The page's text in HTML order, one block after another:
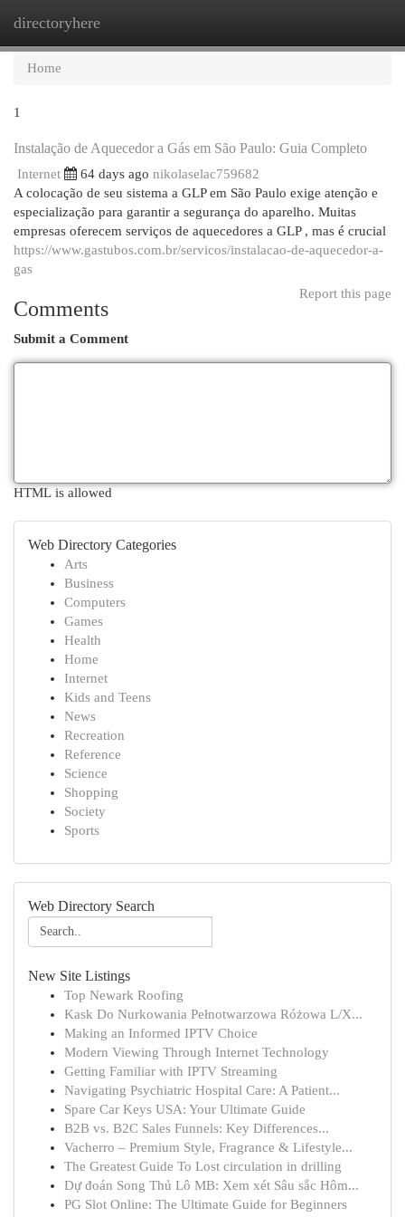
directoryhere
Home
1
Instalação de Aquecedor a Gás em São Paulo: Guia Completo
Internet 64 days ago nikolaselac759682
A colocação de seu sistema a GLP em São Paulo exige atenção e
especialização para garantir a segurança do aparelho. Muitas
empresas oferecem serviços de aquecedores a GLP , mas é crucial
https://www.gastubos.com.br/servicos/instalacao-de-aquecedor-a-
gas
Report this page
Comments
Submit a Comment
HTML is allowed
Web Directory Categories
Arts
Business
Computers
Games
Health
Home
Internet
Kids and Teens
News
Recreation
Reference
Science
Shopping
Society
Sports
Web Directory Search
New Site Listings
Top Newark Roofing
Kask Do Nurkowania Pełnotwarzowa Różowa L/X...
Making an Informed IPTV Choice
Modern Viewing Through Internet Technology
Getting Familiar with IPTV Streaming
Navigating Psychiatric Hospital Care: A Patient...
Spare Car Keys USA: Your Ultimate Guide
B2B vs. B2C Sales Funnels: Key Differences...
Vacherro – Premium Style, Fragrance & Lifestyle...
The Greatest Guide To Lost circulation in drilling
Dự đoán Song Thủ Lô MB: Xem xét Sâu sắc Hôm...
PG Slot Online: The Ultimate Guide for Beginners